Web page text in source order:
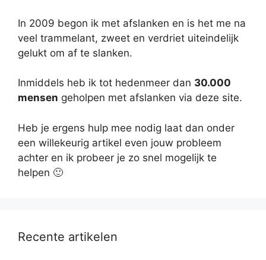
In 2009 begon ik met afslanken en is het me na
veel trammelant, zweet en verdriet uiteindelijk
gelukt om af te slanken.
Inmiddels heb ik tot hedenmeer dan 30.000
mensen geholpen met afslanken via deze site.
Heb je ergens hulp mee nodig laat dan onder
een willekeurig artikel even jouw probleem
achter en ik probeer je zo snel mogelijk te
helpen 🙂
Recente artikelen